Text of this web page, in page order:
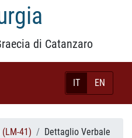
di Catanzaro
IT EN
41) Dettaglio Verbale